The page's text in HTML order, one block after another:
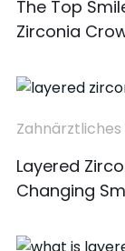
The Top
Zirconia
Zahnärztliches
Layered
Changing